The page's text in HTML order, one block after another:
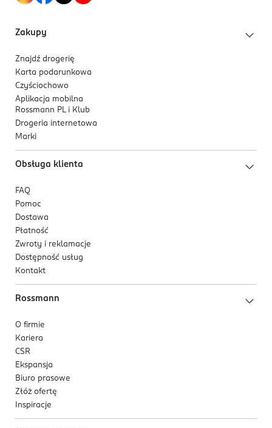
Zakupy
Znajdź drogerię
Karta podarunkowa
Czyściochowo
Aplikacja mobilna
Rossmann PL i Klub
Drogeria internetowa
Marki
Obsługa klienta
FAQ
Pomoc
Dostawa
Płatność
Zwroty i reklamacje
Dostępność usług
Kontakt
Rossmann
O firmie
Kariera
CSR
Ekspansja
Biuro prasowe
Złóż ofertę
Inspiracje